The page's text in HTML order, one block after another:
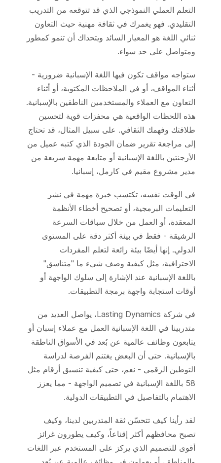
التعلم العملي النموذجي الذي قد تتوقعه من التدريب
التقليدي. فهو يغمرك في ثقافة مهنية حيث التعاون
ثنائي اللغة هو المعيار السائد ويتحداك أن تنمو كمطور
ومتواصل على حد سواء.
ستواجه مواقف تكون فيها اللغة الإسبانية ضرورية -
أثناء المواقف، أو في الملاحظات المكتوبة، أو أثناء
التعاون مع العملاء والمستخدمين الناطقين بالإسبانية.
هذه اللحظات الواقعية هي محفزات قوية لتحسين
طلاقتك وفهمك الثقافي. على سبيل المثال، قد تحتاج
إلى مراجعة تقرير ضمان الجودة الذي كتبه عميل من
الأرجنتين باللغة الإسبانية أو متابعة مهمة سريعة من
مدير مشروع مقيم في كارمل، إسبانيا.
في الوقت نفسه، تكتسب خبرة مهمة في نشر
التعليمات البرمجية، أو تصحيح أخطاء الأنظمة
المعقدة، أو العمل من خلال سباقات السرعة
الرشيقة - فقط في بيئة أكثر دقة على المستوى
الدولي. إنها أيضًا بيئة رائعة لتعلم المفردات
الاحترافية، مثل كيفية وصف شيء ما "متناسق"
باللغة الإسبانية عند الإشارة إلى سلوك الواجهة أو
أوقات استجابة واجهة برمجة التطبيقات.
في شركة Lasting Dynamics، يواصل العديد من
متدربينا في اللغة الإسبانية العمل مع عملاء إسبان أو
يتابعون وظائف عالمية عن بُعد في الأسواق الناطقة
بالإسبانية. حتى أن البعض يغتنم الفرصة لدراسة
التوطين الرقمي - نعم، حتى كيفية تنسيق أرقام مثل
58 باللغة الإسبانية في تصميم الواجهة - مما يعزز
الاهتمام بالتفاصيل في التطبيقات الدولية.
لقد رأينا كيف تتحسّن ثقة المتدربين لدينا، وكيف
تصبح محافظهم أكثر إقناعاً، وكيف يطورون غرائز
أقوى للتصميم الذي يركز على المستخدم عبر اللغات